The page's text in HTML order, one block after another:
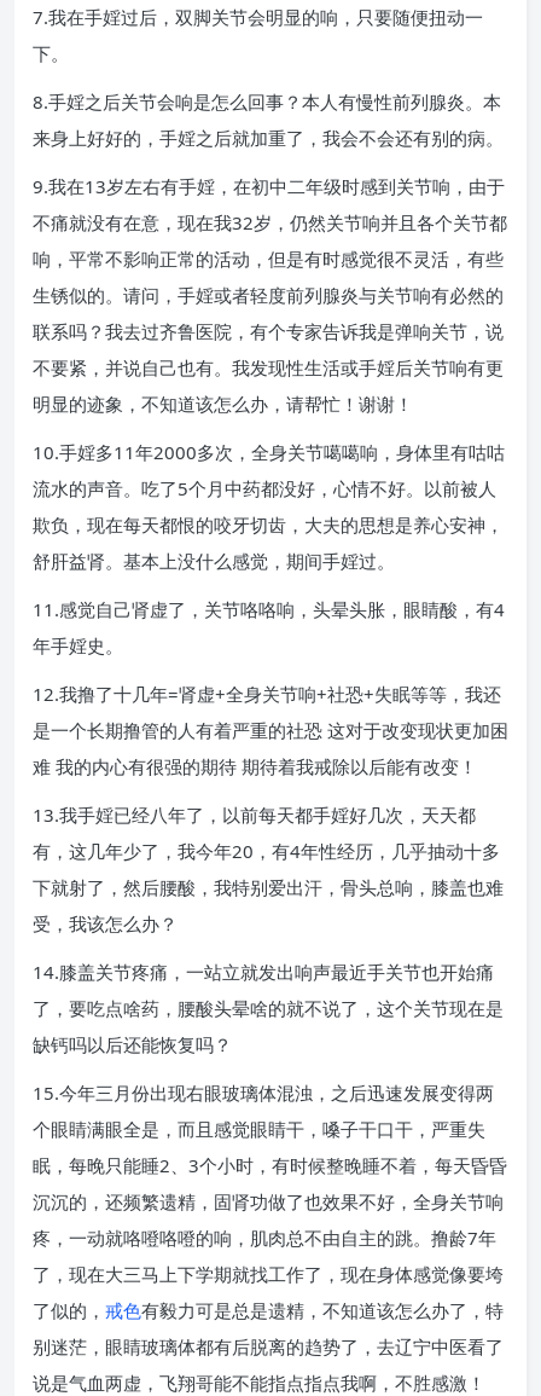
7.我在手婬过后，双脚关节会明显的响，只要随便扭动一
下。
8.手婬之后关节会响是怎么回事？本人有慢性前列腺炎。本
来身上好好的，手婬之后就加重了，我会不会还有别的病。
9.我在13岁左右有手婬，在初中二年级时感到关节响，由于
不痛就没有在意，现在我32岁，仍然关节响并且各个关节都
响，平常不影响正常的活动，但是有时感觉很不灵活，有些
生锈似的。请问，手婬或者轻度前列腺炎与关节响有必然的
联系吗？我去过齐鲁医院，有个专家告诉我是弹响关节，说
不要紧，并说自己也有。我发现性生活或手婬后关节响有更
明显的迹象，不知道该怎么办，请帮忙！谢谢！
10.手婬多11年2000多次，全身关节噶噶响，身体里有咕咕
流水的声音。吃了5个月中药都没好，心情不好。以前被人
欺负，现在每天都恨的咬牙切齿，大夫的思想是养心安神，
舒肝益肾。基本上没什么感觉，期间手婬过。
11.感觉自己肾虚了，关节咯咯响，头晕头胀，眼睛酸，有4
年手婬史。
12.我撸了十几年=肾虚+全身关节响+社恐+失眠等等，我还
是一个长期撸管的人有着严重的社恐 这对于改变现状更加困
难 我的内心有很强的期待 期待着我戒除以后能有改变！
13.我手婬已经八年了，以前每天都手婬好几次，天天都
有，这几年少了，我今年20，有4年性经历，几乎抽动十多
下就射了，然后腰酸，我特别爱出汗，骨头总响，膝盖也难
受，我该怎么办？
14.膝盖关节疼痛，一站立就发出响声最近手关节也开始痛
了，要吃点啥药，腰酸头晕啥的就不说了，这个关节现在是
缺钙吗以后还能恢复吗？
15.今年三月份出现右眼玻璃体混浊，之后迅速发展变得两
个眼睛满眼全是，而且感觉眼睛干，嗓子干口干，严重失
眠，每晚只能睡2、3个小时，有时候整晚睡不着，每天昏昏
沉沉的，还频繁遗精，固肾功做了也效果不好，全身关节响
疼，一动就咯噔咯噔的响，肌肉总不由自主的跳。撸龄7年
了，现在大三马上下学期就找工作了，现在身体感觉像要垮
了似的， 戒色有毅力可是总是遗精，不知道该怎么办了，特
别迷茫，眼睛玻璃体都有后脱离的趋势了，去辽宁中医看了
说是气血两虚，飞翔哥能不能指点指点我啊，不胜感激！